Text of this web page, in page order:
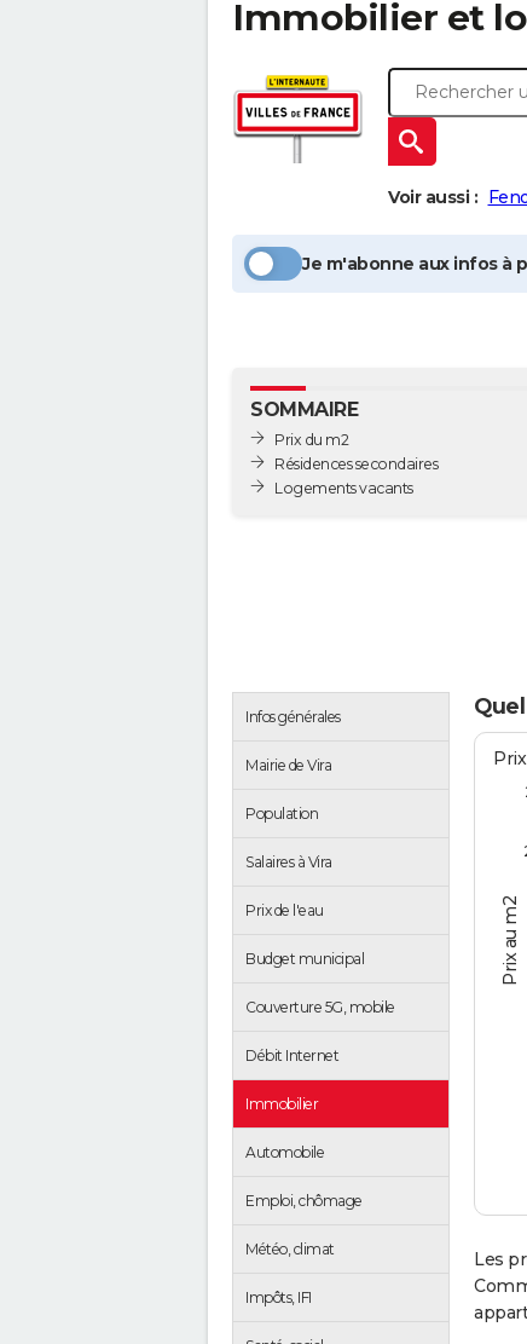
Immobilier et
Voir aussi :
Je m'abonne aux infos à
SOMMAIRE
Prix du m2
Résidences secondaires
Logements vacants
Infos générales
Mairie de Vira
Population
Salaires à Vira
Prix de l'eau
Budget municipal
Couverture 5G, mobile
Débit Internet
Immobilier
Automobile
Emploi, chômage
Météo, climat
Impôts, IFI
Prix au m2
Les